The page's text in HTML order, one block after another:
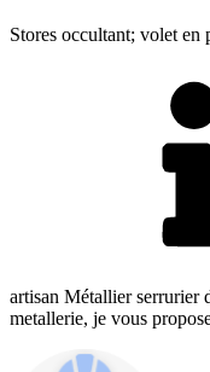
Stores occultant; volet en
artisan Métallier serrurier
metallerie, je vous